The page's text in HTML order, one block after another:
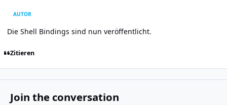
AUTOR
Die Shell Bindings sind nun veröffentlicht.
Zitieren
Join the conversation